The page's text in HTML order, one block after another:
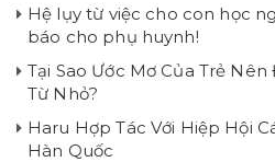
Hệ lụy từ việc cho con học
báo cho phụ huynh!
Tại Sao Ước Mơ Của Trẻ
Từ Nhỏ?
Haru Hợp Tác Với Hiệp Hội
Hàn Quốc